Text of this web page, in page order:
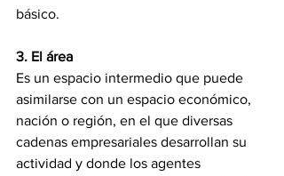
básico.
3. El área
Es un espacio intermedio que puede
asimilarse con un espacio económico,
nación o región, en el que diversas
cadenas empresariales desarrollan su
actividad y donde los agentes